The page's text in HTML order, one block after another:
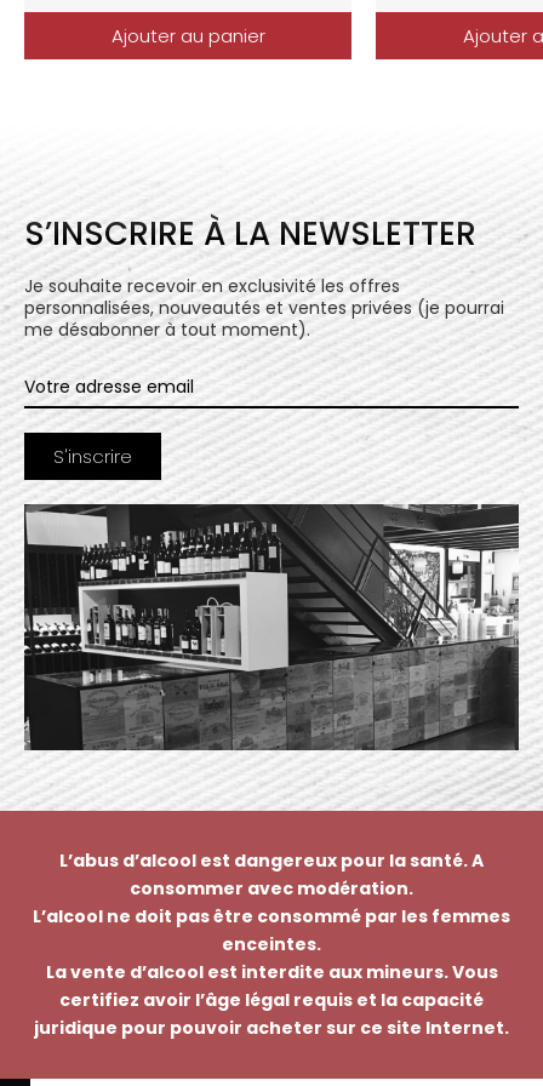
Ajouter au panier Ajouter
S’INSCRIRE À LA NEWSLETTER
Je souhaite recevoir en exclusivité les offres
personnalisées, nouveautés et ventes privées (je pourrai
me désabonner à tout moment).
L’abus d’alcool est dangereux pour la santé. A
consommer avec modération.
L’alcool ne doit pas être consommé par les femmes
enceintes.
La vente d’alcool est interdite aux mineurs. Vous
certifiez avoir l’âge légal requis et la capacité
juridique pour pouvoir acheter sur ce site Internet.